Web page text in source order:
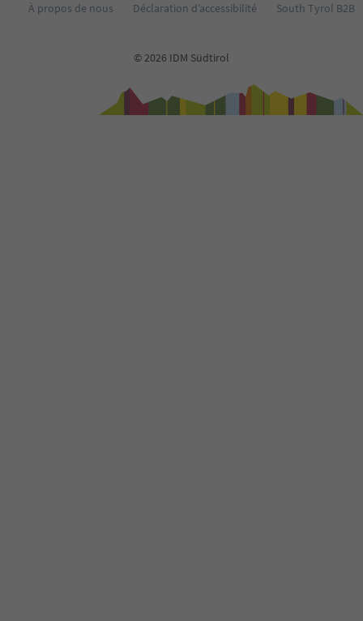
À propos de nous
Déclaration d’accessibilité South Tyrol B2B
© 2026 IDM Südtirol